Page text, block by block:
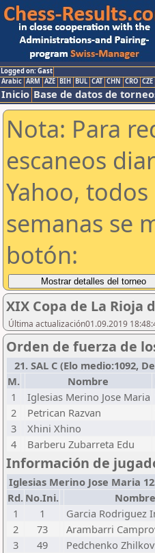
Logged on: Gast
Arabic ARM AZE BIH BUL CAT CHN CRO CZE
Inicio Base de datos de
Nota: Para
escaneos
Yahoo,
semanas se
botón:
XIX Copa de La Rioja
Última actualización01.09.2019
Orden de fuerza de
21. SAL C (Elo medio:1092,
M.
Nombre
1
Iglesias Merino Jose Maria
2
Petrican Razvan
3
Xhini Xhino
4
Barberu Zubarreta Edu
Información de
Iglesias Merino Jose Maria
Rd. No.Ini. Nombre
1
1 Garcia Rodriguez
2
73 Arambarri
3
49 Pedchenko